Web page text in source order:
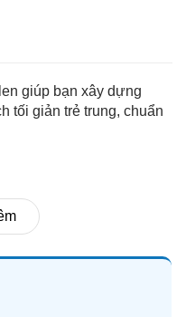
giúp bạn xây dựng
tối giản trẻ trung, chuẩn